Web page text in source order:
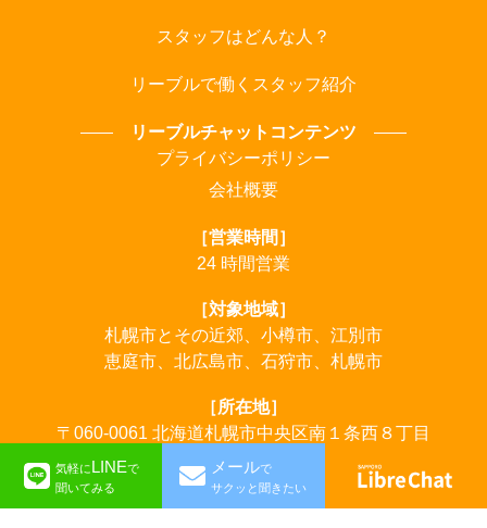
スタッフはどんな人？
リーブルで働くスタッフ紹介
リーブルチャットコンテンツ
プライバシーポリシー
会社概要
［営業時間］
24 時間営業
［対象地域］
札幌市とその近郊、小樽市、江別市
恵庭市、北広島市、石狩市、札幌市
［所在地］
〒060-0061 北海道札幌市中央区南１条西８丁目
©︎LibreChat
気軽にLINEで
聞いてみる
メールで
サクッと聞きたい